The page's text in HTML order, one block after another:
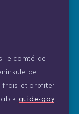
le comté de
de
frais et profiter
guide-gay